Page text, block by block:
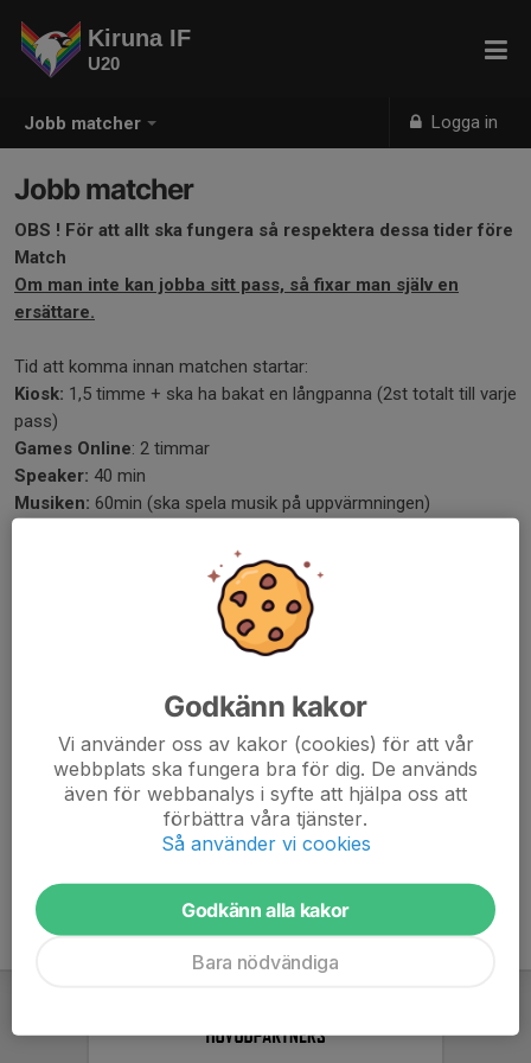
Jobb matcher Logga in
Kiruna IF
U20
Jobb matcher
OBS ! För att allt ska fungera så respektera dessa tider före
Match
Om man inte kan jobba sitt pass, så fixar man själv en
ersättare.
Tid att komma innan matchen startar:
Kiosk: 1,5 timme + ska ha bakat en långpanna (2st totalt till varje
pass)
Games Online: 2 timmar
Speaker: 40 min
Musiken: 60min (ska spela musik på uppvärmningen)
Hämtar växelkassa och nycklar från kansliet sista vardagen
Startar upp kiosken 1,5 timme innan matchstart.
med kaffe samt fikabröd.
Ansvarar för att domarna får kaffe innan match samt korv
med bröd och dricka i pausen.
Ansvarar för att termosarna återlämnas till fiket.
Godkänn kakor
Vi använder oss av kakor (cookies) för att vår
webbplats ska fungera bra för dig. De används
även för webbanalys i syfte att hjälpa oss att
förbättra våra tjänster.
Så använder vi cookies
Godkänn alla kakor
Bara nödvändiga